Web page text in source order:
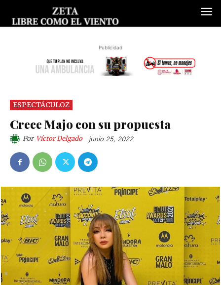
Publicidad
ESPECTÁCULOZ
Crece Majo con su propuesta
Por Víctor Delgado junio 25, 2022